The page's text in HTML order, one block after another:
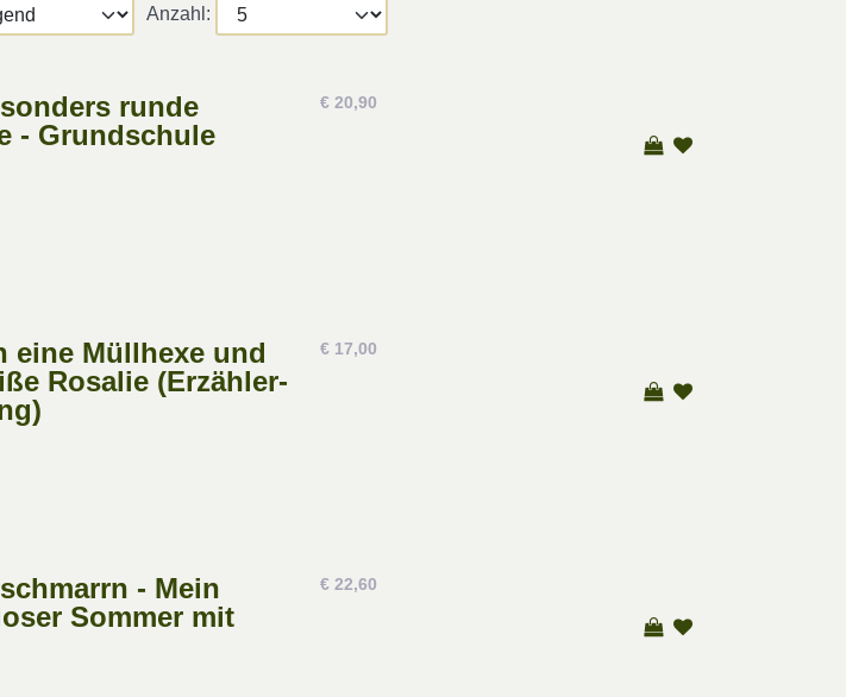
Anzahl:
runde
- Grundschule
€ 20,90
eine Müllhexe und
Rosalie (Erzähler-
€ 17,00
- Mein
Sommer mit
€ 22,60